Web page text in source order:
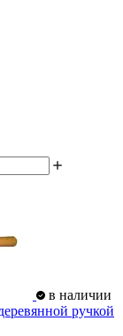
в наличии
ручкой